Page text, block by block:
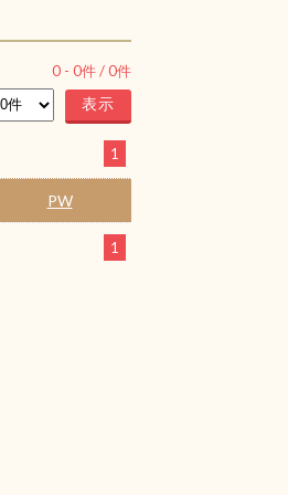
0 - 0件 /0件
1
PW
1